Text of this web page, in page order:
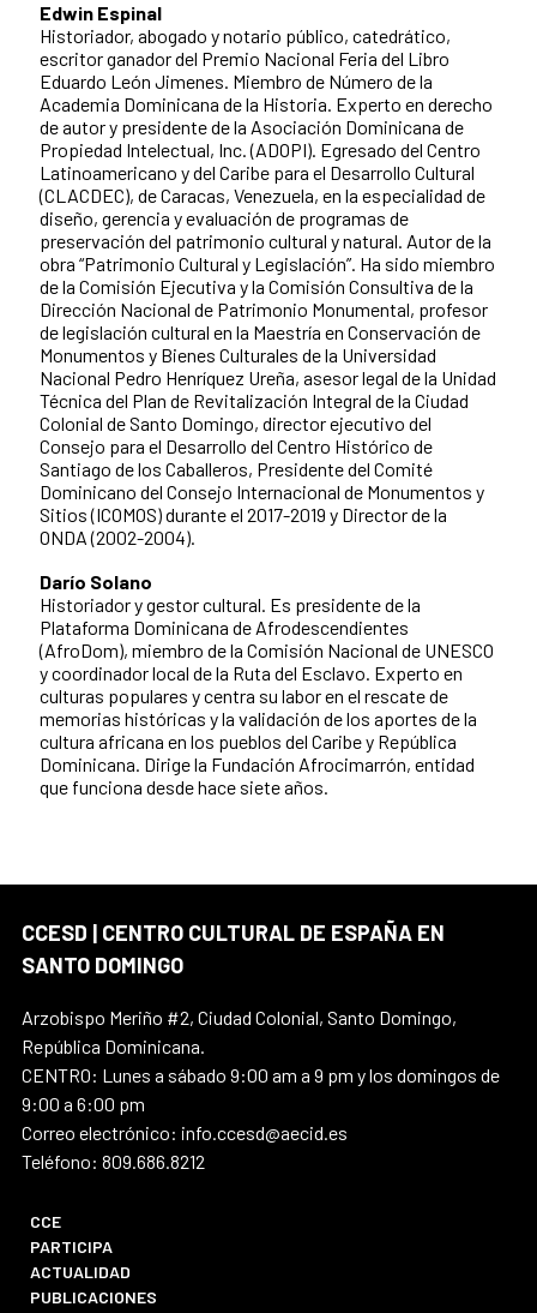
Edwin Espinal
Historiador, abogado y notario público, catedrático,
escritor ganador del Premio Nacional Feria del Libro
Eduardo León Jimenes. Miembro de Número de la
Academia Dominicana de la Historia. Experto en derecho
de autor y presidente de la Asociación Dominicana de
Propiedad Intelectual, Inc. (ADOPI). Egresado del Centro
Latinoamericano y del Caribe para el Desarrollo Cultural
(CLACDEC), de Caracas, Venezuela, en la especialidad de
diseño, gerencia y evaluación de programas de
preservación del patrimonio cultural y natural. Autor de la
obra “Patrimonio Cultural y Legislación”. Ha sido miembro
de la Comisión Ejecutiva y la Comisión Consultiva de la
Dirección Nacional de Patrimonio Monumental, profesor
de legislación cultural en la Maestría en Conservación de
Monumentos y Bienes Culturales de la Universidad
Nacional Pedro Henríquez Ureña, asesor legal de la Unidad
Técnica del Plan de Revitalización Integral de la Ciudad
Colonial de Santo Domingo, director ejecutivo del
Consejo para el Desarrollo del Centro Histórico de
Santiago de los Caballeros, Presidente del Comité
Dominicano del Consejo Internacional de Monumentos y
Sitios (ICOMOS) durante el 2017-2019 y Director de la
ONDA (2002-2004).
Darío Solano
Historiador y gestor cultural. Es presidente de la
Plataforma Dominicana de Afrodescendientes
(AfroDom), miembro de la Comisión Nacional de UNESCO
y coordinador local de la Ruta del Esclavo. Experto en
culturas populares y centra su labor en el rescate de
memorias históricas y la validación de los aportes de la
cultura africana en los pueblos del Caribe y República
Dominicana. Dirige la Fundación Afrocimarrón, entidad
que funciona desde hace siete años.
CCESD | CENTRO CULTURAL DE ESPAÑA EN
SANTO DOMINGO
Arzobispo Meriño #2, Ciudad Colonial, Santo Domingo,
República Dominicana.
CENTRO: Lunes a sábado 9:00 am a 9 pm y los domingos de
9:00 a 6:00 pm
Correo electrónico: info.ccesd@aecid.es
Teléfono: 809.686.8212
CCE
PARTICIPA
ACTUALIDAD
PUBLICACIONES